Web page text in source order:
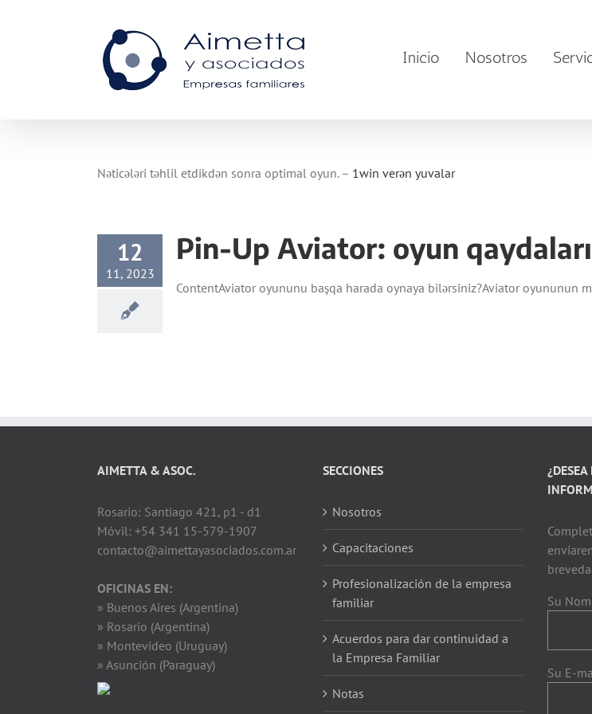
Inicio Nosotros
Nəticələri təhlil etdikdən sonra optimal oyun. – 1win verən yuvalar
12
11, 2023
Pin-Up Aviator: oyun
ContentAviator oyununu başqa harada oynaya bilərsiniz?Aviator oyununun
AIMETTA & ASOC.
Rosario: Santiago 421, p1 - d1
Móvil: +54 341 15-579-1907
contacto@aimettayasociados.com.ar
OFICINAS EN:
» Buenos Aires (Argentina)
» Rosario (Argentina)
» Montevideo (Uruguay)
» Asunción (Paraguay)
SECCIONES
Nosotros
Capacitaciones
Profesionalización de la empresa
familiar
Acuerdos para dar continuidad a
la Empresa Familiar
Notas
Su
Su E-